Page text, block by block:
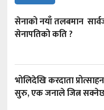
सेनाको नयाँ तलबमान
सेनापतिको कति ?
भोलिदेखि करदाता
सुरु, एक जनाले जित्न